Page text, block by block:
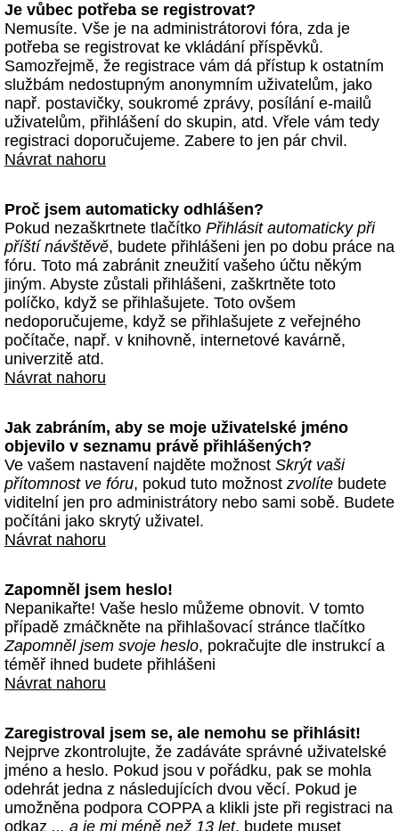
Je vůbec potřeba se registrovat?
Nemusíte. Vše je na administrátorovi fóra, zda je
potřeba se registrovat ke vkládání příspěvků.
Samozřejmě, že registrace vám dá přístup k ostatním
službám nedostupným anonymním uživatelům, jako
např. postavičky, soukromé zprávy, posílání e-mailů
uživatelům, přihlášení do skupin, atd. Vřele vám tedy
registraci doporučujeme. Zabere to jen pár chvil.
Návrat nahoru
Proč jsem automaticky odhlášen?
Pokud nezaškrtnete tlačítko Přihlásit automaticky při
příští návštěvě, budete přihlášeni jen po dobu práce na
fóru. Toto má zabránit zneužití vašeho účtu někým
jiným. Abyste zůstali přihlášeni, zaškrtněte toto
políčko, když se přihlašujete. Toto ovšem
nedoporučujeme, když se přihlašujete z veřejného
počítače, např. v knihovně, internetové kavárně,
univerzitě atd.
Návrat nahoru
Jak zabráním, aby se moje uživatelské jméno
objevilo v seznamu právě přihlášených?
Ve vašem nastavení najděte možnost Skrýt vaši
přítomnost ve fóru, pokud tuto možnost zvolíte budete
viditelní jen pro administrátory nebo sami sobě. Budete
počítáni jako skrytý uživatel.
Návrat nahoru
Zapomněl jsem heslo!
Nepanikařte! Vaše heslo můžeme obnovit. V tomto
případě zmáčkněte na přihlašovací stránce tlačítko
Zapomněl jsem svoje heslo, pokračujte dle instrukcí a
téměř ihned budete přihlášeni
Návrat nahoru
Zaregistroval jsem se, ale nemohu se přihlásit!
Nejprve zkontrolujte, že zadáváte správné uživatelské
jméno a heslo. Pokud jsou v pořádku, pak se mohla
odehrát jedna z následujících dvou věcí. Pokud je
umožněna podpora COPPA a klikli jste při registraci na
odkaz ... a je mi méně než 13 let, budete muset